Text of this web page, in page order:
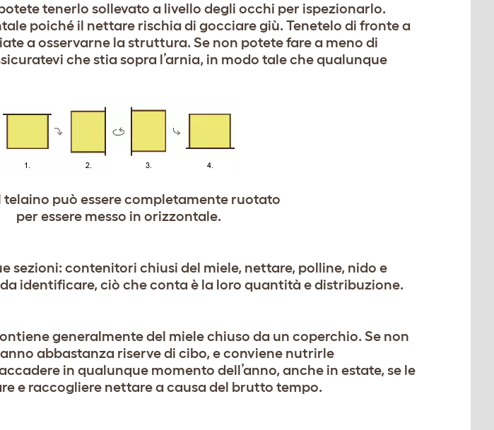
tenerlo sollevato a livello degli occhi per ispezionarlo.
poiché il nettare rischia di gocciare giù. Tenetelo di fronte a
a osservarne la struttura. Se non potete fare a meno di
che stia sopra l’arnia, in modo tale che qualunque
telaino può essere completamente ruotato
per essere messo in orizzontale.
sezioni: contenitori chiusi del miele, nettare, polline, nido e
identificare, ciò che conta è la loro quantità e distribuzione.
generalmente del miele chiuso da un coperchio. Se non
abbastanza riserve di cibo, e conviene nutrirle
in qualunque momento dell’anno, anche in estate, se le
e raccogliere nettare a causa del brutto tempo.